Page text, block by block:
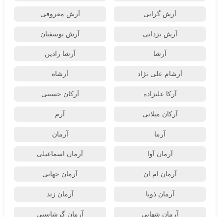
آرش گرایی آرش معروفی
آرش یزدانی آرش یوسفیان
آرشا آرشا رادین
آرشام علی نژاد آرشاه
آرکا علیزاده آرکان حسینی
آرکان میلانی آرم
آرما آرمان
آرمان آوا آرمان اسماعیلی
آرمان ام ان آرمان جهانی
آرمان ذویا آرمان زند
آرمان شهابی آرمان گرشاسبی